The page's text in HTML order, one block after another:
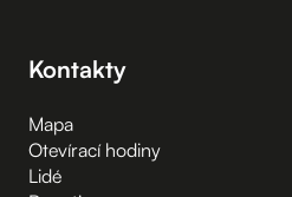
Kontakty
Mapa
Otevírací hodiny
Lidé